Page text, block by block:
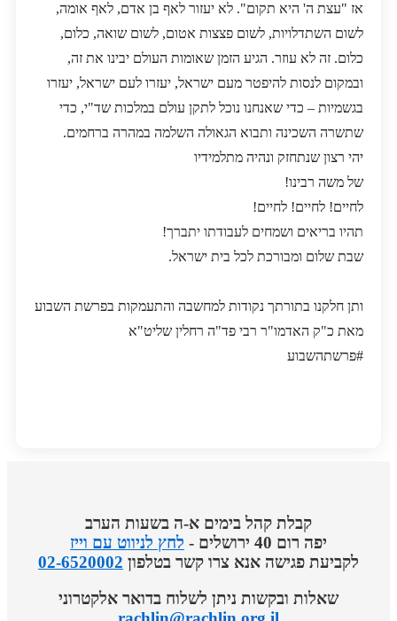
אז "עצת ה' היא תקום". לא יעזור לאף בן אדם, לאף אומה,
לשום השתדלויות, לשום פצצות אטום, לשום שואה, כלום,
כלום. זה לא עוזר. הגיע הזמן שאומות העולם יבינו את זה,
ובמקום לנסות להיפטר מעם ישראל, יעזרו לעם ישראל, יעזרו
בגשמיות – כדי שאנחנו נוכל לתקן עולם במלכות שד"י, כדי
שתשרה השכינה ותבוא הגאולה השלמה במהרה ברחמים.
יהי רצון שנתחזק ונהיה מתלמידיו
של משה רבינו!
לחיים! לחיים! לחיים!
תהיו בריאים ושמחים לעבודתו יתברך!
שבת שלום ומבורכת לכל בית ישראל.
ותן חלקנו בתורתך נקודות למחשבה והתעמקות בפרשת השבוע
מאת כ"ק האדמו"ר רבי פד"ה רחלין שליט"א
#פרשתהשבוע
קבלת קהל בימים א-ה בשעות הערב
יפה רום 40 ירושלים -
לחץ לניווט עם וייז
לקביעת פגישה אנא צרו קשר בטלפון 02-6520002
שאלות ובקשות ניתן לשלוח בדואר אלקטרוני